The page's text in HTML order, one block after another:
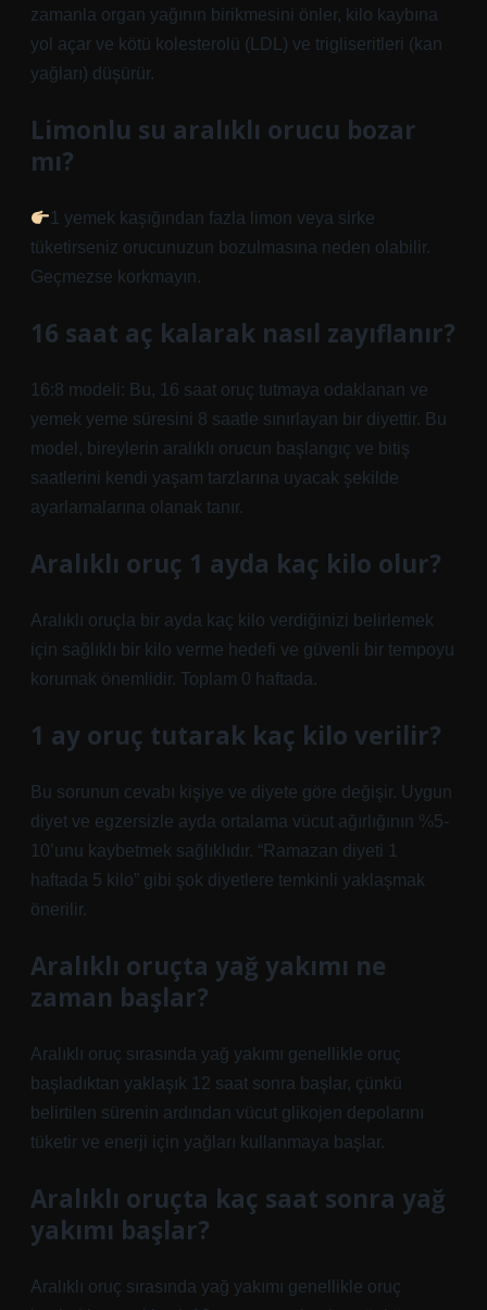
zamanla organ yağının birikmesini önler, kilo kaybına
yol açar ve kötü kolesterolü (LDL) ve trigliseritleri (kan
yağları) düşürür.
Limonlu su aralıklı orucu bozar
mı?
1 yemek kaşığından fazla limon veya sirke
tüketirseniz orucunuzun bozulmasına neden olabilir.
Geçmezse korkmayın.
16 saat aç kalarak nasıl zayıflanır?
16:8 modeli: Bu, 16 saat oruç tutmaya odaklanan ve
yemek yeme süresini 8 saatle sınırlayan bir diyettir. Bu
model, bireylerin aralıklı orucun başlangıç ​​ve bitiş
saatlerini kendi yaşam tarzlarına uyacak şekilde
ayarlamalarına olanak tanır.
Aralıklı oruç 1 ayda kaç kilo olur?
Aralıklı oruçla bir ayda kaç kilo verdiğinizi belirlemek
için sağlıklı bir kilo verme hedefi ve güvenli bir tempoyu
korumak önemlidir. Toplam 0 haftada.
1 ay oruç tutarak kaç kilo verilir?
Bu sorunun cevabı kişiye ve diyete göre değişir. Uygun
diyet ve egzersizle ayda ortalama vücut ağırlığının %5-
10’unu kaybetmek sağlıklıdır. “Ramazan diyeti 1
haftada 5 kilo” gibi şok diyetlere temkinli yaklaşmak
önerilir.
Aralıklı oruçta yağ yakımı ne
zaman başlar?
Aralıklı oruç sırasında yağ yakımı genellikle oruç
başladıktan yaklaşık 12 saat sonra başlar, çünkü
belirtilen sürenin ardından vücut glikojen depolarını
tüketir ve enerji için yağları kullanmaya başlar.
Aralıklı oruçta kaç saat sonra yağ
yakımı başlar?
Aralıklı oruç sırasında yağ yakımı genellikle oruç